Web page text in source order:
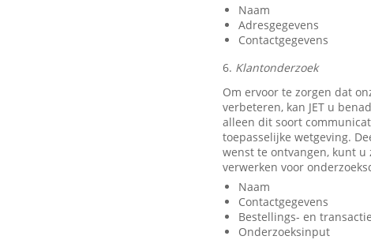
Naam
Adresgegevens
Contactgegevens
6. Klantonderzoek
Om ervoor te zorgen dat
verbeteren, kan JET u
alleen dit soort
toepasselijke wetgeving.
wenst te ontvangen, kunt u
verwerken voor
Naam
Contactgegevens
Bestellings- en
Onderzoeksinput